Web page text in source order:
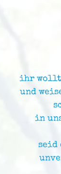
ihr wollt
und
in
seid